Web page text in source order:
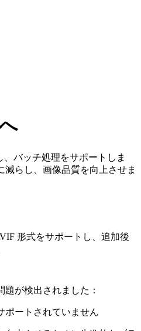
バッチ処理をサポートしま
らし、画像品質を向上させま
形式をサポートし、追加後
が検出されました：
ポートされていません